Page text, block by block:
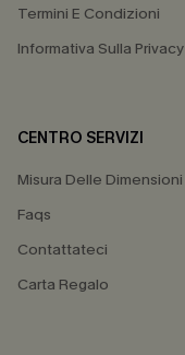
Termini E Condizioni
Informativa Sulla Privacy
CENTRO SERVIZI
Misura Delle Dimensioni
Faqs
Contattateci
Carta Regalo